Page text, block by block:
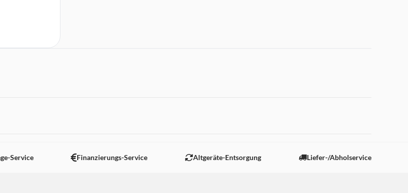
Service Finanzierungs-Service Altgeräte-Entsorgung Liefer-/Abholservice